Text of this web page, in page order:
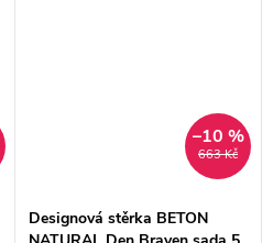
663 Kč
–10 %
Designová stěrka BETON